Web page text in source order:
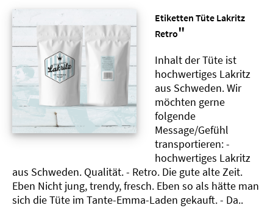
Etiketten Tüte Lakritz
Retro"
Inhalt der Tüte ist
hochwertiges Lakritz
aus Schweden. Wir
möchten gerne
folgende
Message/Gefühl
transportieren: -
hochwertiges Lakritz
aus Schweden. Qualität. - Retro. Die gute alte Zeit.
Eben Nicht jung, trendy, fresch. Eben so als hätte man
sich die Tüte im Tante-Emma-Laden gekauft. - Da..